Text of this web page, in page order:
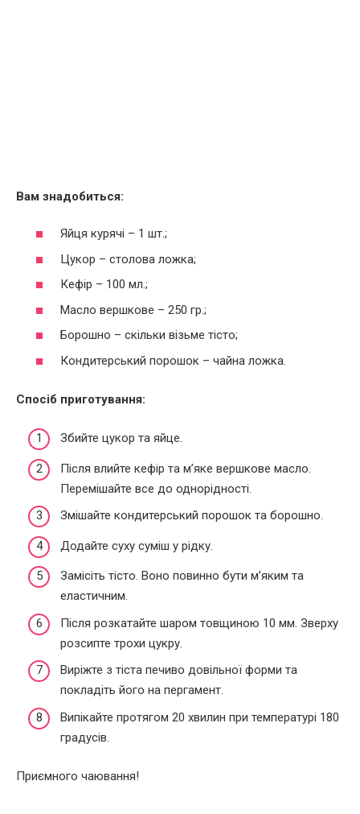
Вам знадобиться:
Яйця курячі – 1 шт.;
Цукор – столова ложка;
Кефір – 100 мл.;
Масло вершкове – 250 гр.;
Борошно – скільки візьме тісто;
Кондитерський порошок – чайна ложка.
Спосіб приготування:
Збийте цукор та яйце.
Після влийте кефір та м’яке вершкове масло.
Перемішайте все до однорідності.
Змішайте кондитерський порошок та борошно.
Додайте суху суміш у рідку.
Замісіть тісто. Воно повинно бути м’яким та
еластичним.
Після розкатайте шаром товщиною 10 мм. Зверху
розсипте трохи цукру.
Виріжте з тіста печиво довільної форми та
покладіть його на пергамент.
Випікайте протягом 20 хвилин при температурі 180
градусів.
Приємного чаювання!